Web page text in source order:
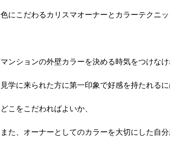
色にこだわるカリスマオーナーとカラーテクニッ
マンションの外壁カラーを決める時気をつけなけ
見学に来られた方に第一印象で好感を持たれるに
どこをこだわればよいか、
また、オーナーとしてのカラーを大切にした自